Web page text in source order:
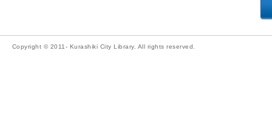
Copyright © 2011- Kurashiki City Library. All rights reserved.